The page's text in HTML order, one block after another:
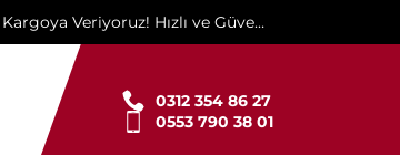
Veriyoruz! Hızlı ve Güvenli
Teslimat İçin Buradayız!"
0312 354 86 27
0553 790 38 01